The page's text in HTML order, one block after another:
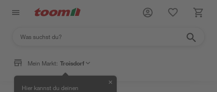
Mein Markt: Troisdorf
Hier kannst du deinen
✕